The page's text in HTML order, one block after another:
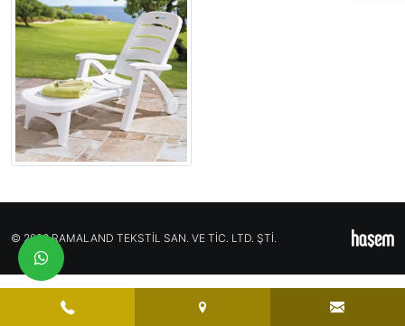
© 2026 RAMALAND TEKSTİL SAN. VE TİC. LTD. ŞTİ.